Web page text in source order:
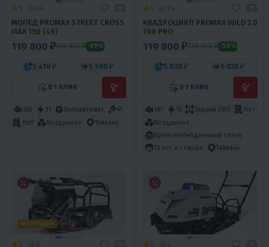
МОПЕД PROMAX STREET CROSS
MAX 150 (49)
119 800 ₽169 800 ₽ -29%
5 410 ₽ 5 590 ₽
В 1 КЛИК
150 11 Полуавтомат
4T
Нет
Воздушное Тайвань
КВАДРОЦИКЛ PROMAX WILD 2.0
190 PRO
119 800 ₽239 800 ₽ -50%
5 830 ₽ 6 020 ₽
В 1 КЛИК
187 15 Задний 2WD
Нет
Воздушное
Хромомолибденовый сплав
15 лет и старше
Тайвань
ХИТ ПРОДАЖ